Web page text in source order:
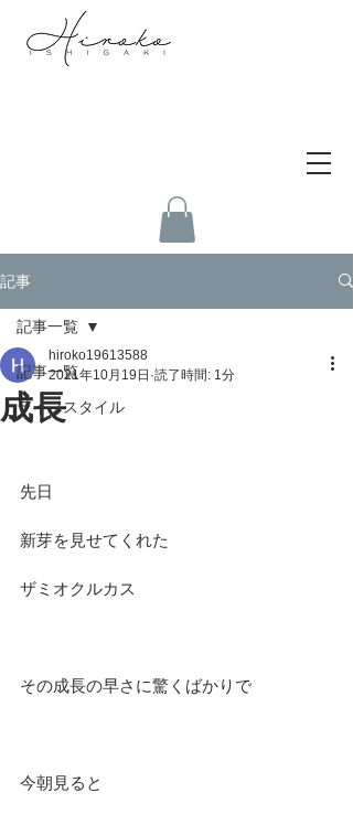
記事
記事一覧
ライフスタイル
記事一覧
成長
hiroko19613588
2021年10月19日 読了時間: 1分
先日
新芽を見せてくれた
ザミオクルカス
その成長の早さに驚くばかりで
今朝見ると